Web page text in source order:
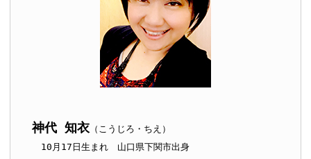
神代 知衣 （こうじろ・ちえ）
10月17日生まれ　山口県下関市出身